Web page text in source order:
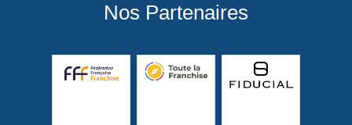
Nos Partenaires